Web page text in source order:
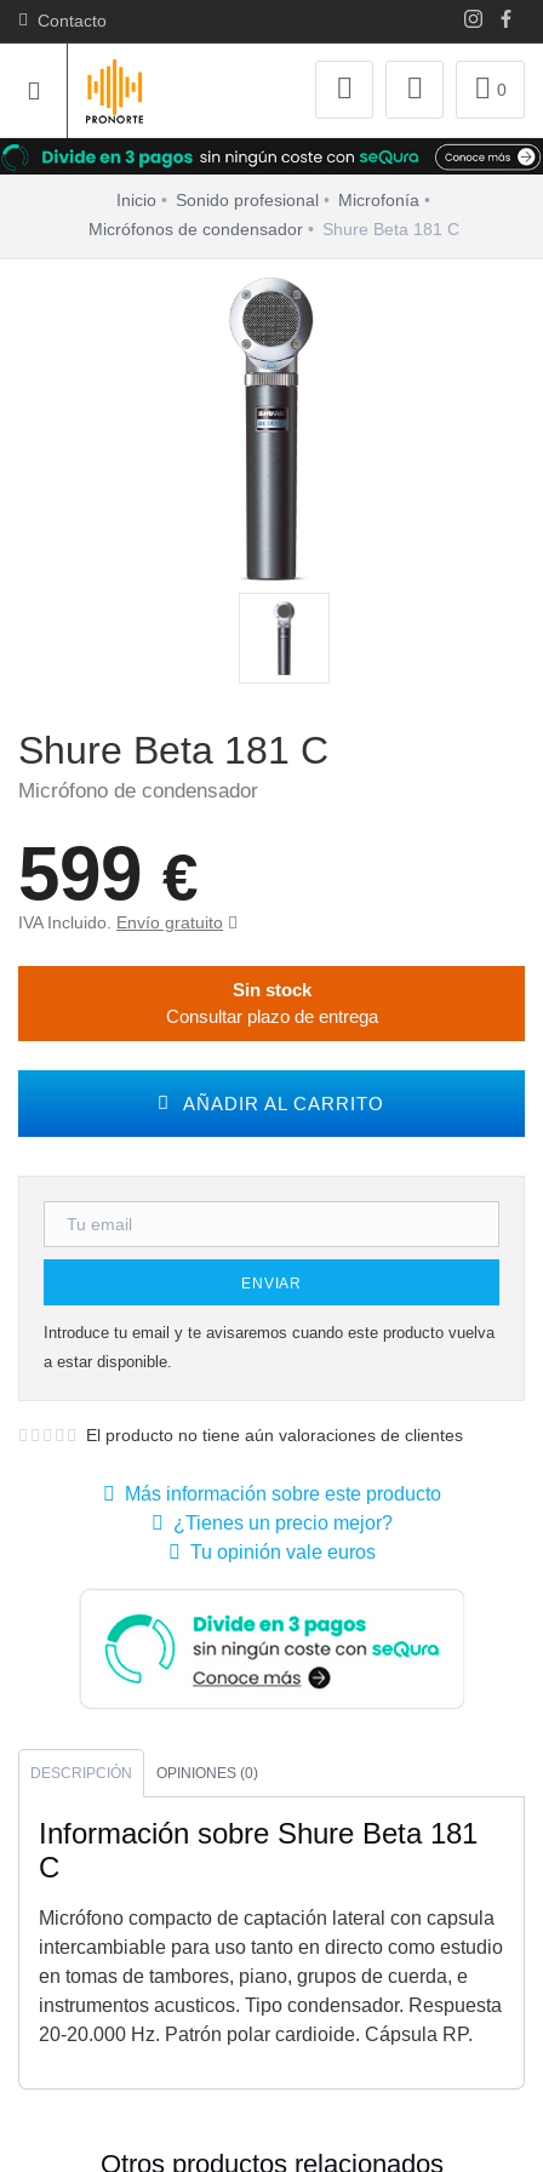
Contacto
0
Inicio Sonido profesional
Microfonía
Micrófonos de condensador
Shure Beta 181 C
Shure Beta 181 C
Micrófono de condensador
599 €
IVA Incluido. Envío gratuito
Sin stock
Consultar plazo de entrega
AÑADIR AL CARRITO
ENVIAR
Introduce tu email y te avisaremos cuando este producto vuelva
a estar disponible.
El producto no tiene aún valoraciones de clientes
Más información sobre este producto
¿Tienes un precio mejor?
Tu opinión vale euros
DESCRIPCIÓN OPINIONES (0)
Información sobre Shure Beta 181
C
Micrófono compacto de captación lateral con capsula
intercambiable para uso tanto en directo como estudio
en tomas de tambores, piano, grupos de cuerda, e
instrumentos acusticos. Tipo condensador. Respuesta
20-20.000 Hz. Patrón polar cardioide. Cápsula RP.
Otros productos relacionados